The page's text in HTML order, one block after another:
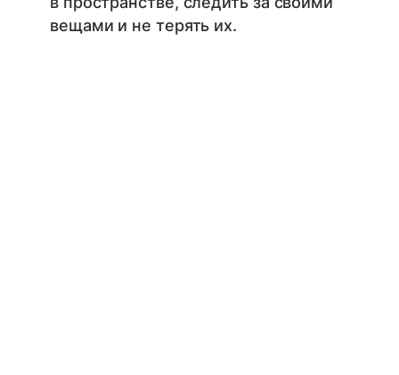
вещами и не терять их.